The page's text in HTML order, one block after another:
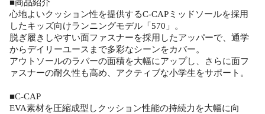
■商品紹介
心地よいクッション性を提供するC-CAPミッドソールを採用
したキッズ向けランニングモデル「570」。
脱ぎ履きしやすい面ファスナーを採用したアッパーで、通学
からデイリーユースまで多彩なシーンをカバー。
アウトソールのラバーの面積を大幅にアップし、さらに面フ
ァスナーの耐久性も高め、アクティブな小学生をサポート。
■C-CAP
EVA素材を圧縮成型しクッション性能の持続力を大幅に向